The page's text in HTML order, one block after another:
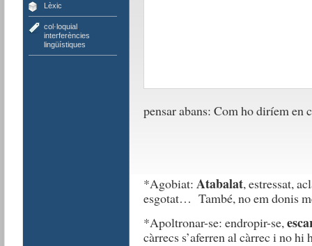
Lèxic
col·loquial,
interferències
lingüístiques
pensar abans: Com ho diríem en
*Agobiat: Atabalat, estressat,
esgotat… També, no em donis
*Apoltronar-se: endropir-se,
càrrecs s’aferren al càrrec i no hi